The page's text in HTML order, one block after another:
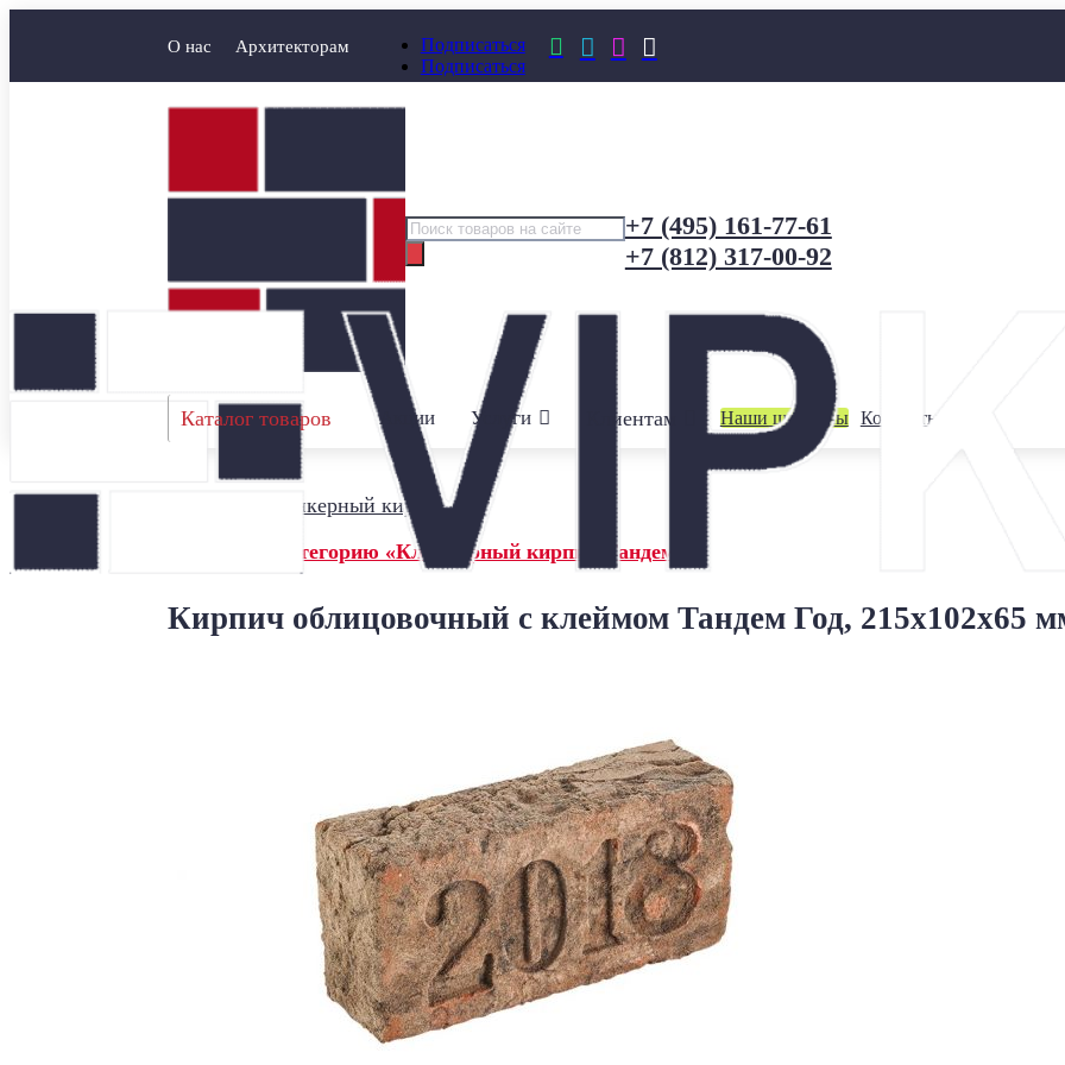
О нас Архитекторам
Подписаться
Подписаться
   
Поиск
товаров
+7 (495) 161-77-61
+7 (812) 317-00-92
Каталог товаров Акции Услуги Клиентам Наши шоурумы Контакты
Клинкерный кирпич/
← Назад в категорию «Клинкерный кирпич Тандем»
Кирпич облицовочный с клеймом Тандем Год, 215x102x65